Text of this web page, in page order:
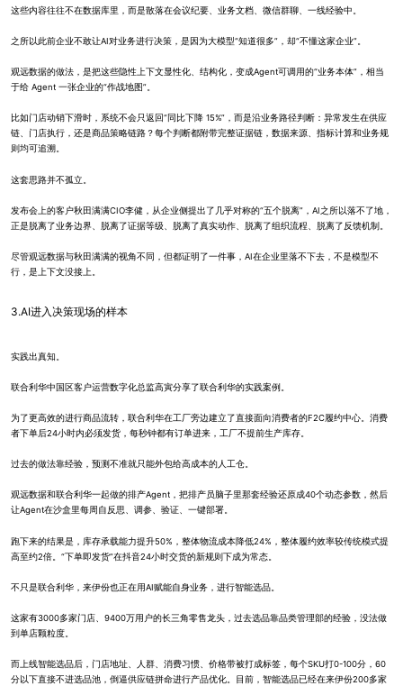
这些内容往往不在数据库里，而是散落在会议纪要、业务文档、微信群聊、一线经验中。
之所以此前企业不敢让AI对业务进行决策，是因为大模型“知道很多”，却“不懂这家企业”。
观远数据的做法，是把这些隐性上下文显性化、结构化，变成Agent可调用的“业务本体”，相当
于给 Agent 一张企业的“作战地图”。
比如门店动销下滑时，系统不会只返回“同比下降 15%”，而是沿业务路径判断：异常发生在供应
链、门店执行，还是商品策略链路？每个判断都附带完整证据链，数据来源、指标计算和业务规
则均可追溯。
这套思路并不孤立。
发布会上的客户秋田满满CIO李健，从企业侧提出了几乎对称的“五个脱离”，AI之所以落不了地，
正是脱离了业务边界、脱离了证据等级、脱离了真实动作、脱离了组织流程、脱离了反馈机制。
尽管观远数据与秋田满满的视角不同，但都证明了一件事，AI在企业里落不下去，不是模型不
行，是上下文没接上。
3.AI进入决策现场的样本
实践出真知。
联合利华中国区客户运营数字化总监高寅分享了联合利华的实践案例。
为了更高效的进行商品流转，联合利华在工厂旁边建立了直接面向消费者的F2C履约中心。消费
者下单后24小时内必须发货，每秒钟都有订单进来，工厂不提前生产库存。
过去的做法靠经验，预测不准就只能外包给高成本的人工仓。
观远数据和联合利华一起做的排产Agent，把排产员脑子里那套经验还原成40个动态参数，然后
让Agent在沙盒里每周自反思、调参、验证、一键部署。
跑下来的结果是，库存承载能力提升50%，整体物流成本降低24%，整体履约效率较传统模式提
高至约2倍。“下单即发货”在抖音24小时交货的新规则下成为常态。
不只是联合利华，来伊份也正在用AI赋能自身业务，进行智能选品。
这家有3000多家门店、9400万用户的长三角零售龙头，过去选品靠品类管理部的经验，没法做
到单店颗粒度。
而上线智能选品后，门店地址、人群、消费习惯、价格带被打成标签，每个SKU打0-100分，60
分以下直接不进选品池，倒逼供应链拼命进行产品优化。目前，智能选品已经在来伊份200多家